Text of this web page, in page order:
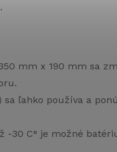
mm x 190 mm sa
sa ľahko používa a
-30 C° je možné